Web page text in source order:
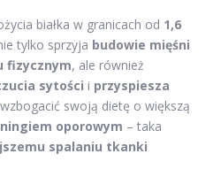
białka w granicach od 1,6
tylko sprzyja budowie mięśni
fizycznym, ale również
sytości i przyspiesza
swoją dietę o większą
oporowym – taka
spalaniu tkanki